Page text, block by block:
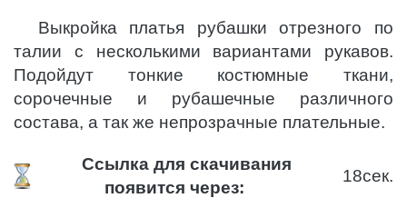
Выкройка платья рубашки отрезного по
талии с несколькими вариантами рукавов.
Подойдут тонкие костюмные ткани,
сорочечные и рубашечные различного
состава, а так же непрозрачные плательные.
Ссылка для скачивания
появится через:
18сек.